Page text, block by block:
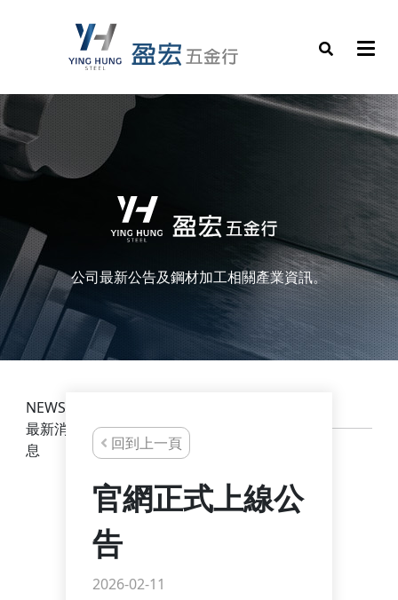
公司最新公告及鋼材加工相關產業資訊。
NEWS
最新消
息
回到上一頁
官網正式上線公
告
2026-02-11